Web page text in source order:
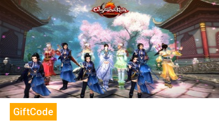
server,…
GiftCode